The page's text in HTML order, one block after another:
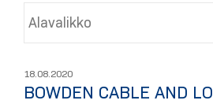
Alavalikko
18.08.2020
BOWDEN CABLE AND